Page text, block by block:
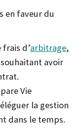
en faveur du
d’arbitrage,
avoir
Vie
la gestion
dans le temps.